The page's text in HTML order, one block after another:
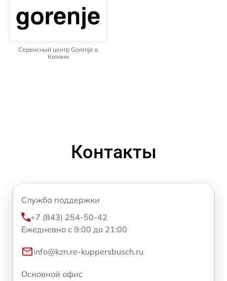
Сервисный центр Gorenje в
Казани
Контакты
Служба поддержки
+7 (843) 254-50-42
Ежедневно с 9:00 до 21:00
info@kzn.re-kuppersbusch.ru
Основной офис